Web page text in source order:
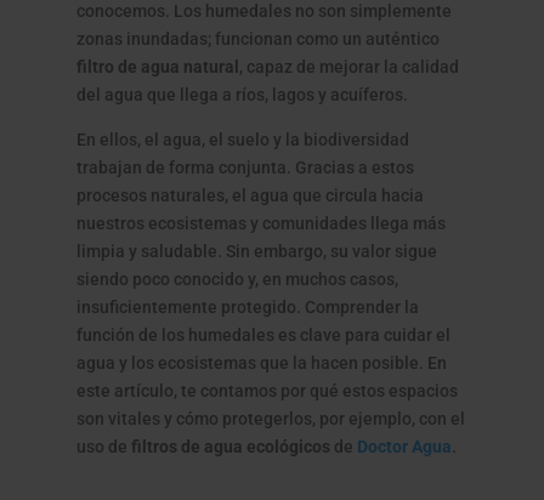
conocemos. Los humedales no son simplemente
zonas inundadas; funcionan como un auténtico
filtro de agua natural , capaz de mejorar la calidad
del agua que llega a ríos, lagos y acuíferos.
En ellos, el agua, el suelo y la biodiversidad
trabajan de forma conjunta. Gracias a estos
procesos naturales, el agua que circula hacia
nuestros ecosistemas y comunidades llega más
limpia y saludable. Sin embargo, su valor sigue
siendo poco conocido y, en muchos casos,
insuficientemente protegido. Comprender la
función de los humedales es clave para cuidar el
agua y los ecosistemas que la hacen posible. En
este artículo, te contamos por qué estos espacios
son vitales y cómo protegerlos, por ejemplo, con el
uso de filtros de agua ecológicos de Doctor Agua